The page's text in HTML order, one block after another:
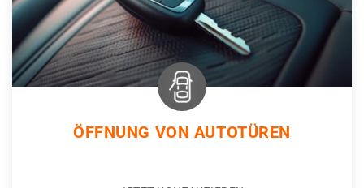
ÖFFNUNG VON AUTOTÜREN